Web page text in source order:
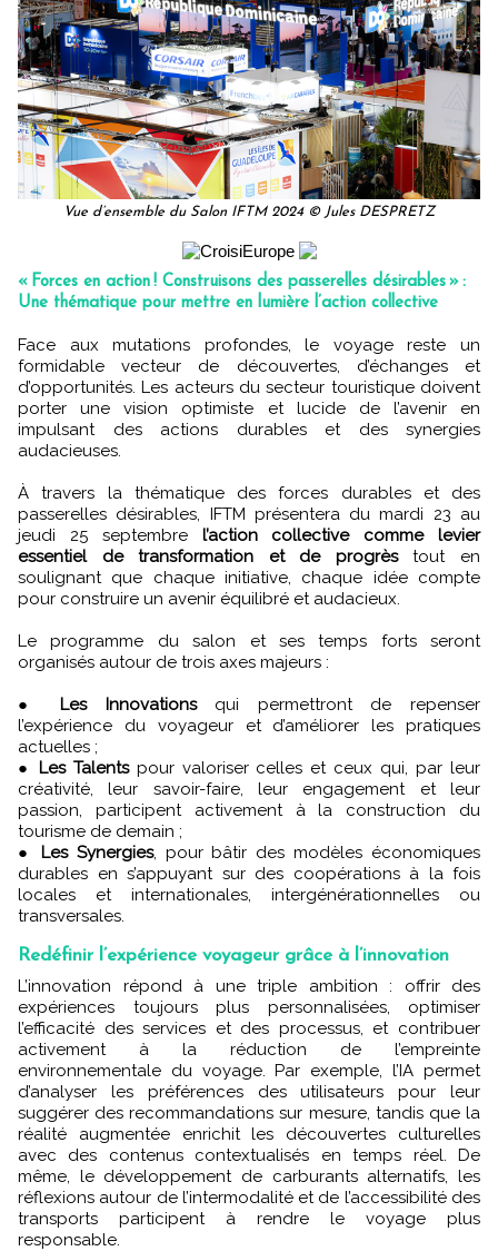
Vue d’ensemble du Salon IFTM 2024 © Jules DESPRETZ
« Forces en action ! Construisons des passerelles désirables » :
Une thématique pour mettre en lumière l’action collective
Face aux mutations profondes, le voyage reste un
formidable vecteur de découvertes, d’échanges et
d’opportunités. Les acteurs du secteur touristique doivent
porter une vision optimiste et lucide de l’avenir en
impulsant des actions durables et des synergies
audacieuses.
À travers la thématique des forces durables et des
passerelles désirables, IFTM présentera du mardi 23 au
jeudi 25 septembre l’action collective comme levier
essentiel de transformation et de progrèstout en
soulignant que chaque initiative, chaque idée compte
pour construire un avenir équilibré et audacieux.
Le programme du salon et ses temps forts seront
organisés autour de trois axes majeurs :
● Les Innovationsqui permettront de repenser
l’expérience du voyageur et d’améliorer les pratiques
actuelles ;
● Les Talentspour valoriser celles et ceux qui, par leur
créativité, leur savoir-faire, leur engagement et leur
passion, participent activement à la construction du
tourisme de demain ;
● Les Synergies, pour bâtir des modèles économiques
durables en s’appuyant sur des coopérations à la fois
locales et internationales, intergénérationnelles ou
transversales.
Redéfinir l’expérience voyageur grâce à l’innovation
L’innovation répond à une triple ambition : offrir des
expériences toujours plus personnalisées, optimiser
l’efficacité des services et des processus, et contribuer
activement à la réduction de l’empreinte
environnementale du voyage. Par exemple, l’IA permet
d’analyser les préférences des utilisateurs pour leur
suggérer des recommandations sur mesure, tandis que la
réalité augmentée enrichit les découvertes culturelles
avec des contenus contextualisés en temps réel. De
même, le développement de carburants alternatifs, les
réflexions autour de l’intermodalité et de l’accessibilité des
transports participent à rendre le voyage plus
responsable.